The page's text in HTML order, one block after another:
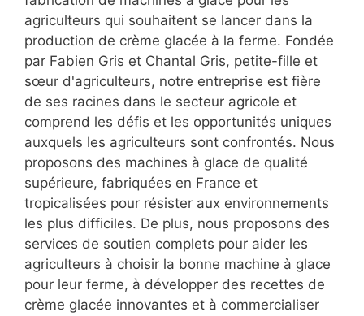
agriculteurs qui souhaitent se lancer dans la
production de crème glacée à la ferme. Fondée
par Fabien Gris et Chantal Gris, petite-fille et
sœur d'agriculteurs, notre entreprise est fière
de ses racines dans le secteur agricole et
comprend les défis et les opportunités uniques
auxquels les agriculteurs sont confrontés. Nous
proposons des machines à glace de qualité
supérieure, fabriquées en France et
tropicalisées pour résister aux environnements
les plus difficiles. De plus, nous proposons des
services de soutien complets pour aider les
agriculteurs à choisir la bonne machine à glace
pour leur ferme, à développer des recettes de
crème glacée innovantes et à commercialiser